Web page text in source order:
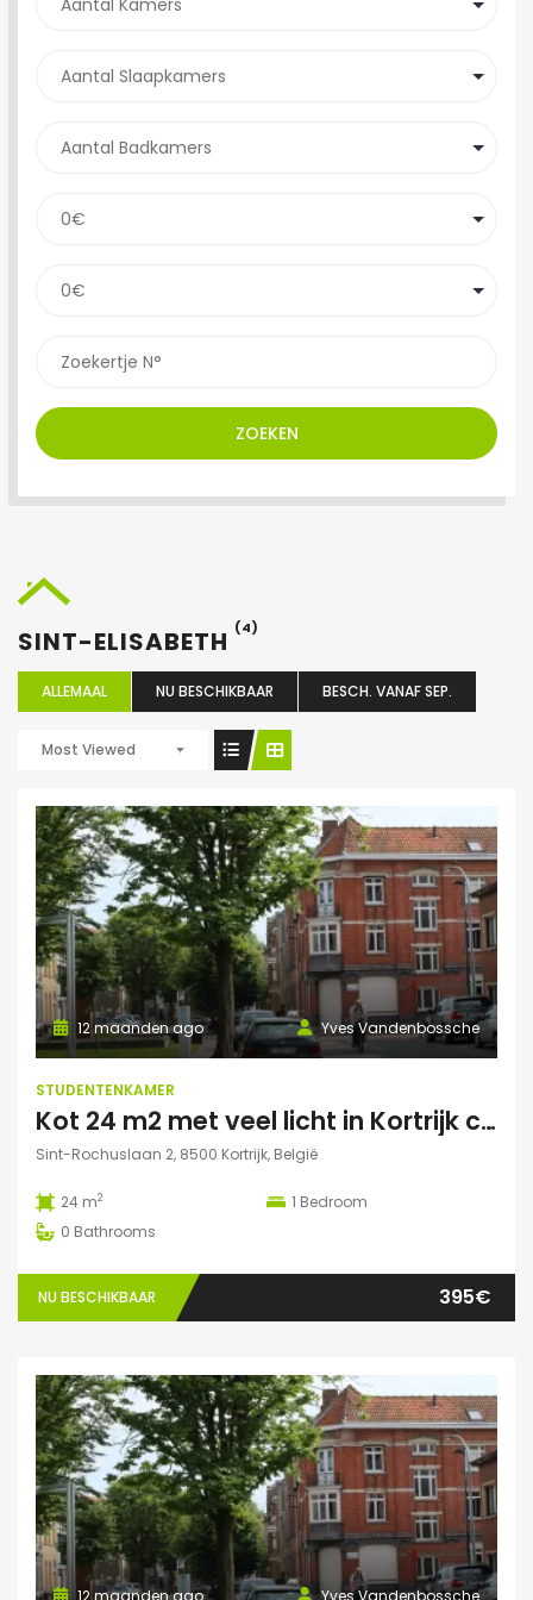
ZOEKEN
SINT-ELISABETH (4)
ALLEMAAL NU BESCHIKBAAR BESCH. VANAF SEP.
Most Viewed
Yves Vandenbossche
12 maanden ago
STUDENTENKAMER
Kot 24 m2 met veel licht in Kortrijk centraal gelegen.
Sint-Rochuslaan 2, 8500 Kortrijk, België
24 m2 1 Bedroom
0 Bathrooms
NU BESCHIKBAAR 395€